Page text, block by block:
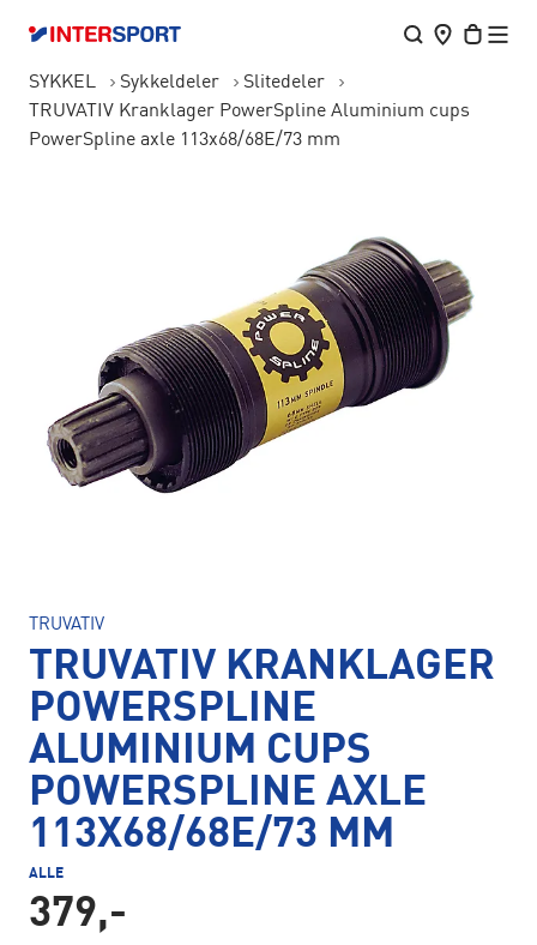
SYKKEL Sykkeldeler
Slitedeler
TRUVATIV Kranklager PowerSpline Aluminium cups
PowerSpline axle 113x68/68E/73 mm
TRUVATIV
TRUVATIV KRANKLAGER
POWERSPLINE
ALUMINIUM CUPS
POWERSPLINE AXLE
113X68/68E/73 MM
ALLE
379,-